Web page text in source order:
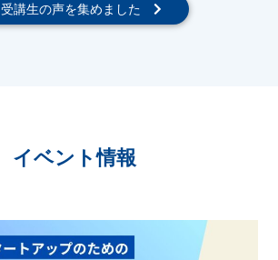
受講生の声を集めました
イベント情報